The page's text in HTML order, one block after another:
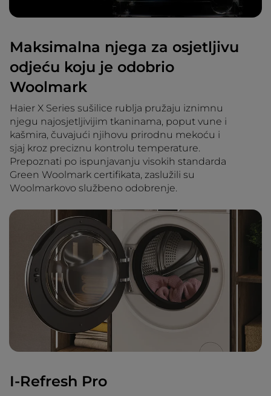
Maksimalna njega za osjetljivu
odjeću koju je odobrio
Woolmark
Haier X Series sušilice rublja pružaju iznimnu
njegu najosjetljivijim tkaninama, poput vune i
kašmira, čuvajući njihovu prirodnu mekoću i
sjaj kroz preciznu kontrolu temperature.
Prepoznati po ispunjavanju visokih standarda
Green Woolmark certifikata, zaslužili su
Woolmarkovo službeno odobrenje.
I-Refresh Pro